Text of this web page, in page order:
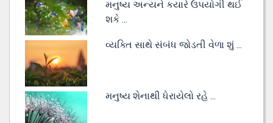
મનુષ્ય અન્યને કયારે ઉપયોગી થઈ
શકે ...
વ્યક્તિ સાથે સંબંધ જોડતી વેળા શું ...
મનુષ્ય શેનાથી ધેરાયેલો રહે ...